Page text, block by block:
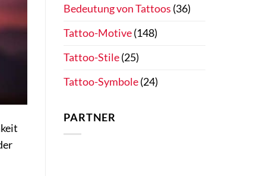
Bedeutung von Tattoos (36)
Tattoo-Motive(148)
Tattoo-Stile(25)
Tattoo-Symbole(24)
PARTNER